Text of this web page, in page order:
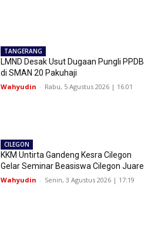
TANGERANG
LMND Desak Usut Dugaan Pungli PPDB
di SMAN 20 Pakuhaji
Wahyudin - Rabu, 5 Agustus 2026 | 16:01
CILEGON
KKM Untirta Gandeng Kesra Cilegon
Gelar Seminar Beasiswa Cilegon Juare
Wahyudin - Senin, 3 Agustus 2026 | 17:19